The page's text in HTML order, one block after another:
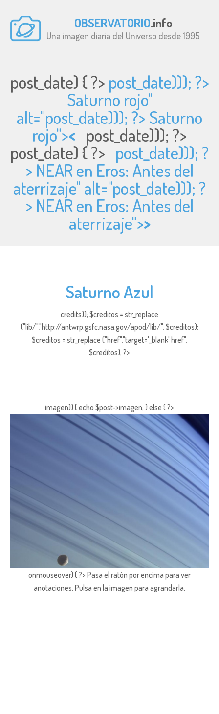
OBSERVATORIO.info
Una imagen diaria del Universo desde 1995
post_date) { ?> post_date))); ?>
Saturno rojo"
alt="post_date))); ?> Saturno
rojo">< post_date))); ?>
post_date) { ?> post_date))); ?
> NEAR en Eros: Antes del
aterrizaje" alt="post_date))); ?
> NEAR en Eros: Antes del
aterrizaje">>
Saturno Azul
credits)); $creditos = str_replace
("lib/","http://antwrp.gsfc.nasa.gov/apod/lib/", $creditos);
$creditos = str_replace ("href","target='_blank' href",
$creditos); ?>
imagen)) { echo $post->imagen; } else { ?>
onmouseover) { ?> Pasa el ratón por encima para ver
anotaciones. Pulsa en la imagen para agrandarla.